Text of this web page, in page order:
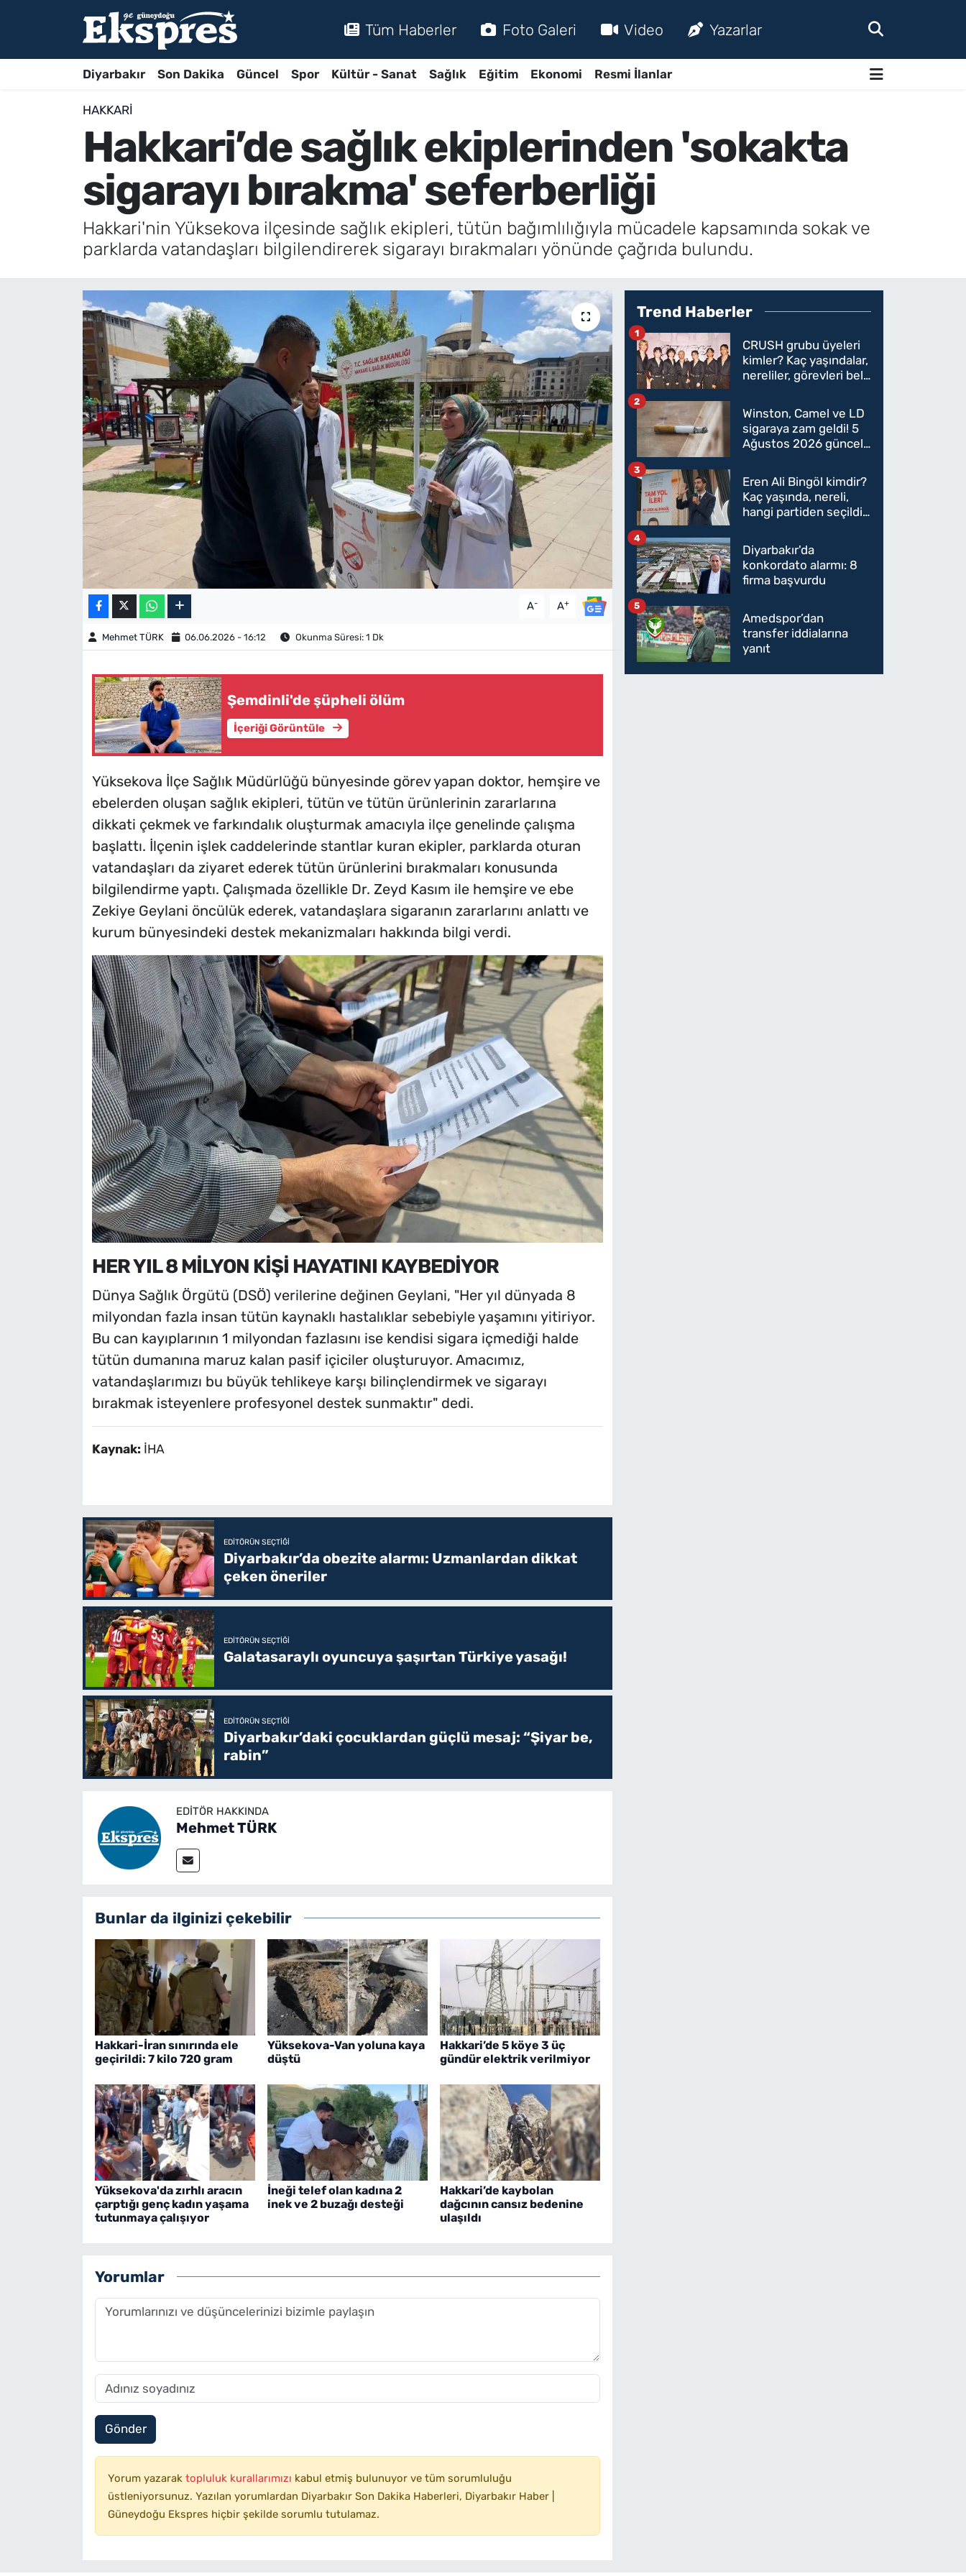
Tüm Haberler Foto Galeri Video Yazarlar
Diyarbakır Son Dakika Güncel Spor Kültür - Sanat Sağlık Eğitim Ekonomi Resmi İlanlar
HAKKARI
Hakkari’de sağlık ekiplerinden 'sokakta
sigarayı bırakma' seferberliği
Hakkari'nin Yüksekova ilçesinde sağlık ekipleri, tütün bağımlılığıyla mücadele kapsamında sokak ve
parklarda vatandaşları bilgilendirerek sigarayı bırakmaları yönünde çağrıda bulundu.
A- A+
Mehmet TÜRK 06.06.2026 - 16:12 Okunma Süresi: 1 Dk
Şemdinli'de şüpheli ölüm
İçeriği Görüntüle
Yüksekova İlçe Sağlık Müdürlüğü bünyesinde görev yapan doktor, hemşire ve
ebelerden oluşan sağlık ekipleri, tütün ve tütün ürünlerinin zararlarına
dikkati çekmek ve farkındalık oluşturmak amacıyla ilçe genelinde çalışma
başlattı. İlçenin işlek caddelerinde stantlar kuran ekipler, parklarda oturan
vatandaşları da ziyaret ederek tütün ürünlerini bırakmaları konusunda
bilgilendirme yaptı. Çalışmada özellikle Dr. Zeyd Kasım ile hemşire ve ebe
Zekiye Geylani öncülük ederek, vatandaşlara sigaranın zararlarını anlattı ve
kurum bünyesindeki destek mekanizmaları hakkında bilgi verdi.
HER YIL 8 MİLYON KİŞİ HAYATINI KAYBEDİYOR
Dünya Sağlık Örgütü (DSÖ) verilerine değinen Geylani, "Her yıl dünyada 8
milyondan fazla insan tütün kaynaklı hastalıklar sebebiyle yaşamını yitiriyor.
Bu can kayıplarının 1 milyondan fazlasını ise kendisi sigara içmediği halde
tütün dumanına maruz kalan pasif içiciler oluşturuyor. Amacımız,
vatandaşlarımızı bu büyük tehlikeye karşı bilinçlendirmek ve sigarayı
bırakmak isteyenlere profesyonel destek sunmaktır" dedi.
Kaynak: İHA
EDITÖRÜN SEÇTIĞI
Diyarbakır’da obezite alarmı: Uzmanlardan dikkat
çeken öneriler
EDITÖRÜN SEÇTIĞI
Galatasaraylı oyuncuya şaşırtan Türkiye yasağı!
EDITÖRÜN SEÇTIĞI
Diyarbakır’daki çocuklardan güçlü mesaj: “Şiyar be,
rabin”
EDITÖR HAKKINDA
Mehmet TÜRK
Bunlar da ilginizi çekebilir
Hakkari-İran sınırında ele
geçirildi: 7 kilo 720 gram
Yüksekova-Van yoluna kaya
düştü
Hakkari’de 5 köye 3 üç
gündür elektrik verilmiyor
Yüksekova'da zırhlı aracın
çarptığı genç kadın yaşama
tutunmaya çalışıyor
İneği telef olan kadına 2
inek ve 2 buzağı desteği
Hakkari’de kaybolan
dağcının cansız bedenine
ulaşıldı
Yorumlar
Gönder
Yorum yazarak topluluk kurallarımızı kabul etmiş bulunuyor ve tüm sorumluluğu
üstleniyorsunuz. Yazılan yorumlardan Diyarbakır Son Dakika Haberleri, Diyarbakır Haber |
Güneydoğu Ekspres hiçbir şekilde sorumlu tutulamaz.
Trend Haberler
CRUSH grubu üyeleri
kimler? Kaç yaşındalar,
nereliler, görevleri belli
1
Winston, Camel ve LD
sigaraya zam geldi! 5
Ağustos 2026 güncel
oldu
2
Eren Ali Bingöl kimdir?
Kaç yaşında, nereli,
hangi partiden seçildi?
Parti'ye mi geçecek?
3
Diyarbakır'da
konkordato alarmı: 8
firma başvurdu
4
Amedspor’dan
transfer iddialarına
yanıt
5